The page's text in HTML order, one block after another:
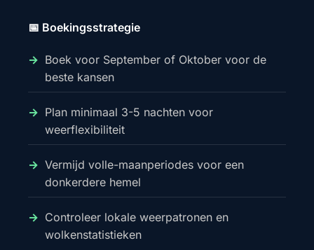
📅 Boekingsstrategie
Boek voor September of Oktober voor de
beste kansen
Plan minimaal 3-5 nachten voor
weerflexibiliteit
Vermijd volle-maanperiodes voor een
donkerdere hemel
Controleer lokale weerpatronen en
wolkenstatistieken